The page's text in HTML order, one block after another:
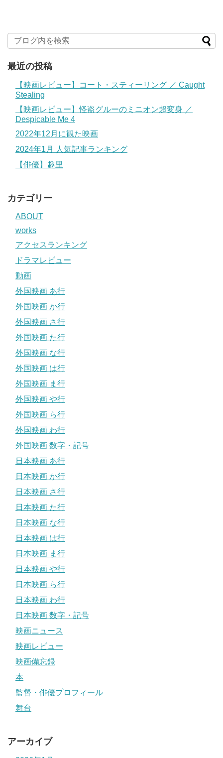
最近の投稿
【映画レビュー】コート・スティーリング ／ Caught
Stealing
【映画レビュー】怪盗グルーのミニオン超変身 ／
Despicable Me 4
2022年12月に観た映画
2024年1月 人気記事ランキング
【俳優】趣里
カテゴリー
ABOUT
works
アクセスランキング
ドラマレビュー
動画
外国映画 あ行
外国映画 か行
外国映画 さ行
外国映画 た行
外国映画 な行
外国映画 は行
外国映画 ま行
外国映画 や行
外国映画 ら行
外国映画 わ行
外国映画 数字・記号
日本映画 あ行
日本映画 か行
日本映画 さ行
日本映画 た行
日本映画 な行
日本映画 は行
日本映画 ま行
日本映画 や行
日本映画 ら行
日本映画 わ行
日本映画 数字・記号
映画ニュース
映画レビュー
映画備忘録
本
監督・俳優プロフィール
舞台
アーカイブ